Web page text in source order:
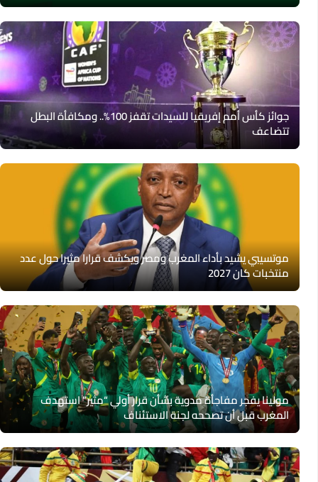
جوائز كأس أمم إفريقيا للسيدات تقفز 100%.. ومكافأة البطل
تتضاعف
موتسيبي يشيد بأداء المغرب ومصر ويكشف قرارا مثيرا حول عدد
منتخبات كان 2027
مولينا يفجر مفاجأة مدوية بشأن قرار أولي “مثير” استهدف
المغرب قبل أن تصححه لجنة الاستئناف